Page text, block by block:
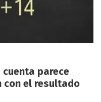
parece
con el resultado